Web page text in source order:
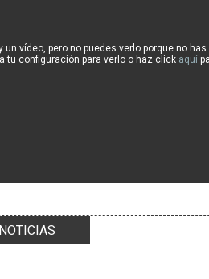
un vídeo, pero no puedes verlo porque no
tu configuración para verlo o haz click aquí